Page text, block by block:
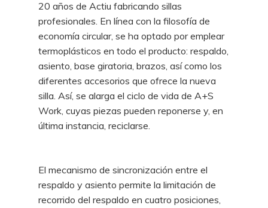
20 años de Actiu fabricando sillas
profesionales. En línea con la filosofía de
economía circular, se ha optado por emplear
termoplásticos en todo el producto: respaldo,
asiento, base giratoria, brazos, así como los
diferentes accesorios que ofrece la nueva
silla. Así, se alarga el ciclo de vida de A+S
Work, cuyas piezas pueden reponerse y, en
última instancia, reciclarse.
El mecanismo de sincronización entre el
respaldo y asiento permite la limitación de
recorrido del respaldo en cuatro posiciones,